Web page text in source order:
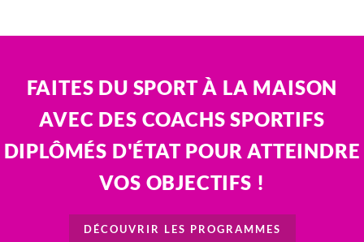
FAITES DU SPORT À LA MAISON
AVEC DES COACHS SPORTIFS
DIPLÔMÉS D'ÉTAT POUR ATTEINDRE
VOS OBJECTIFS !
DÉCOUVRIR LES PROGRAMMES